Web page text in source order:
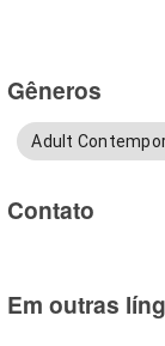
Gêneros
Adult
Contato
Em outras